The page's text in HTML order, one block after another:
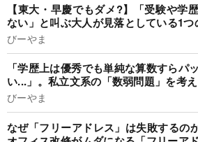
【東大・早慶でもダメ?】「受験や学
ない」と叫ぶ大人が見落としている1つ
びーやま
「学歴上は優秀でも単純な算数すらパ
い...」。私立文系の「数弱問題」を考
びーやま
なぜ「フリーアドレス」は失敗するの